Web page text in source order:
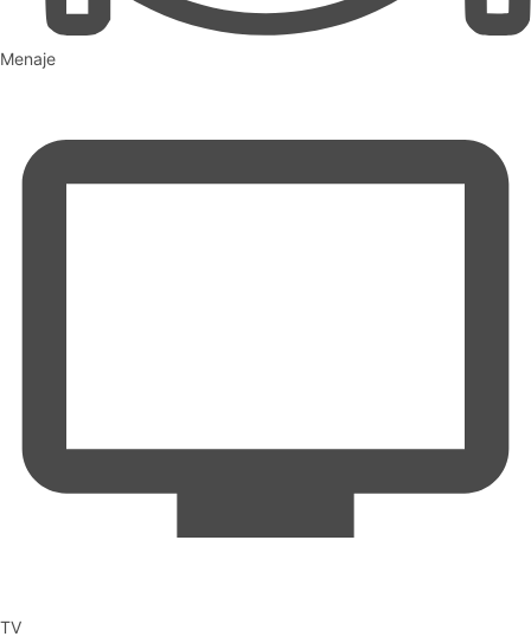
Menaje
TV